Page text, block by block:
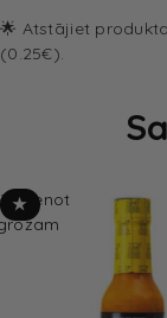
🌟 Atstājiet
(0.25€).
★